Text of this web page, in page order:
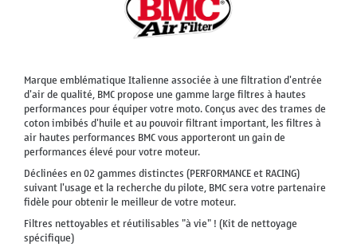
Marque emblématique Italienne associée à une filtration d'entrée
d'air de qualité, BMC propose une gamme large filtres à hautes
performances pour équiper votre moto. Conçus avec des trames de
coton imbibés d'huile et au pouvoir filtrant important, les filtres à
air hautes performances BMC vous apporteront un gain de
performances élevé pour votre moteur.
Déclinées en 02 gammes distinctes (PERFORMANCE et RACING)
suivant l'usage et la recherche du pilote, BMC sera votre partenaire
fidèle pour obtenir le meilleur de votre moteur.
Filtres nettoyables et réutilisables "à vie" ! (Kit de nettoyage
spécifique)